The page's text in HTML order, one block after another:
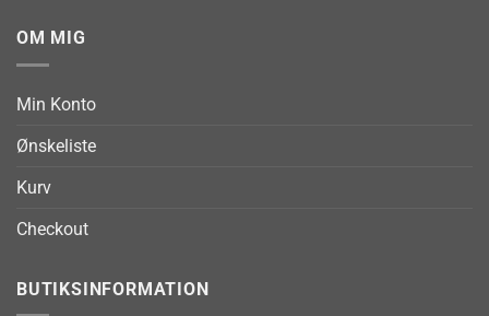
OM MIG
Min Konto
Ønskeliste
Kurv
Checkout
BUTIKSINFORMATION